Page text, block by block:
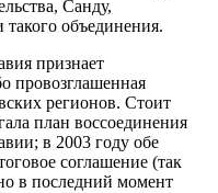
Санду,
объединения.
признает
провозглашенная
регионов. Стоит
план воссоединения
в 2003 году обе
соглашение (так
в последний момент